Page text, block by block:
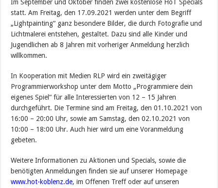
Im September und Oktober finden zwei kostenlose HoT Specials
statt. Am Freitag, den 17.09.2021 werden unter dem Begriff
„Lightpainting“ ganz besondere Bilder, die durch Fotografie und
Lichtmalerei entstehen, gestaltet. Dazu sind alle Kinder und
Jugendlichen ab 8 Jahren mit vorheriger Anmeldung herzlich
willkommen.
In Kooperation mit Medien RLP wird ein zweitägiger
Programmierworkshop unter dem Motto „Programmiere dein
eigenes Spiel“ für alle Interessierten von 12 – 15 Jahren
durchgeführt. Die Termine sind am Freitag, den 01.10.2021 von
16:00 – 20:00 Uhr, sowie am Samstag, den 02.10.2021 von
10:00 – 18:00 Uhr. Auch hier wird um eine Voranmeldung
gebeten.
Weitere Informationen zu Aktionen und Specials, sowie die
benötigten Anmeldungen finden sie auf unserer Homepage
www.hot-koblenz.de, im Offenen Treff oder auf unseren